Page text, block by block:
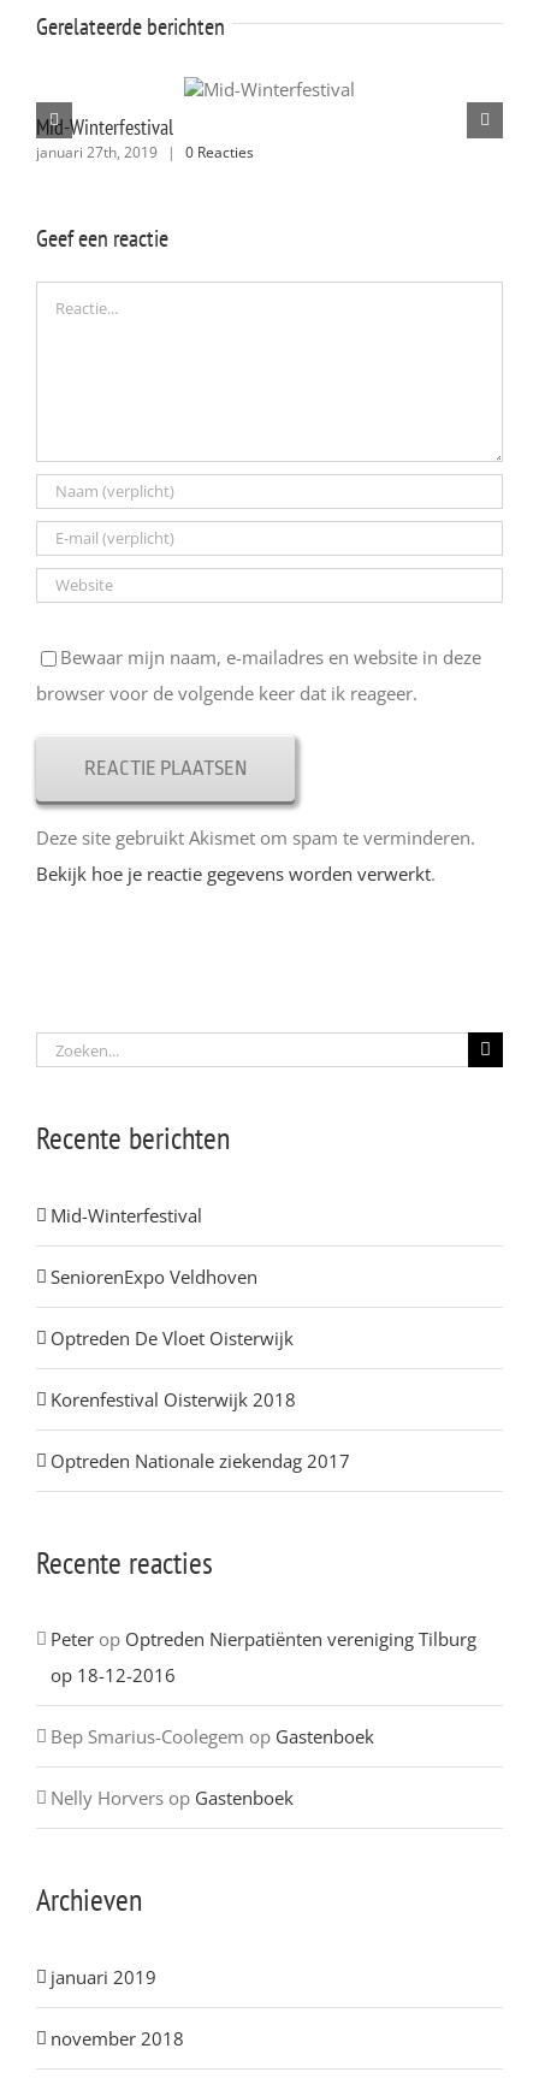
Gerelateerde berichten
Mid-Winterfestival
januari 27th, 2019 | 0 Reacties
Geef een reactie
Reactie
Bewaar mijn naam, e-mailadres en website in deze
browser voor de volgende keer dat ik reageer.
Deze site gebruikt Akismet om spam te verminderen.
Bekijk hoe je reactie gegevens worden verwerkt.
Zoeken
Recente berichten
Mid-Winterfestival
SeniorenExpo Veldhoven
Optreden De Vloet Oisterwijk
Korenfestival Oisterwijk 2018
Optreden Nationale ziekendag 2017
Recente reacties
Peter op Optreden Nierpatiënten vereniging Tilburg
op 18-12-2016
Bep Smarius-Coolegem op Gastenboek
Nelly Horvers op Gastenboek
Archieven
januari 2019
november 2018